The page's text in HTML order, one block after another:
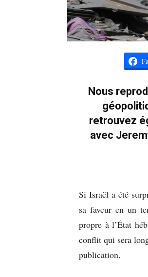
Nous
retrouvez
avec
Si Israël a été
sa faveur en un
propre à l’État
conflit qui sera
publication.